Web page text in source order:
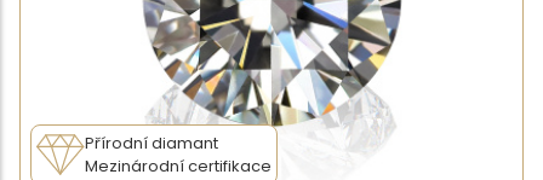
Přírodní diamant
Mezinárodní certifikace